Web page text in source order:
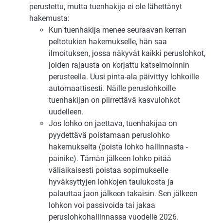
perustettu, mutta tuenhakija ei ole lähettänyt
hakemusta:
Kun tuenhakija menee seuraavan kerran
peltotukien hakemukselle, hän saa
ilmoituksen, jossa näkyvät kaikki peruslohkot,
joiden rajausta on korjattu katselmoinnin
perusteella. Uusi pinta-ala päivittyy lohkoille
automaattisesti. Näille peruslohkoille
tuenhakijan on piirrettävä kasvulohkot
uudelleen.
Jos lohko on jaettava, tuenhakijaa on
pyydettävä poistamaan peruslohko
hakemukselta (poista lohko hallinnasta -
painike). Tämän jälkeen lohko pitää
väliaikaisesti poistaa sopimukselle
hyväksyttyjen lohkojen taulukosta ja
palauttaa jaon jälkeen takaisin. Sen jälkeen
lohkon voi passivoida tai jakaa
peruslohkohallinnassa vuodelle 2026.